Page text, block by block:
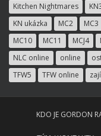
Kitchen Nightmares
KN ukázka
MC2 MC3
MC10
MC11 MCJ4
NLC online
online
TFW5
TFW online
KDO JE GORDON